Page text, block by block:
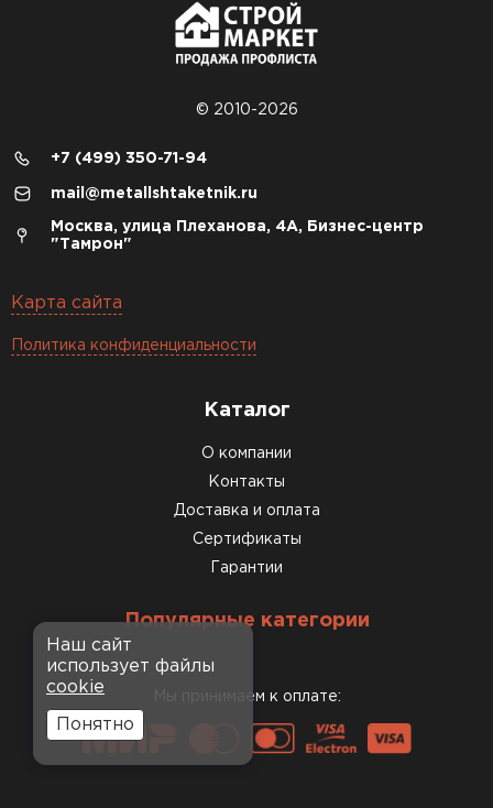
© 2010-2026
+7 (499) 350-71-94
mail@metallshtaketnik.ru
Москва, улица Плеханова, 4А, Бизнес-центр
"Тамрон"
Карта сайта
Политика конфиденциальности
Каталог
О компании
Контакты
Доставка и оплата
Сертификаты
Гарантии
Популярные категории
Мы принимаем к оплате:
Наш сайт
использует файлы
cookie
Понятно